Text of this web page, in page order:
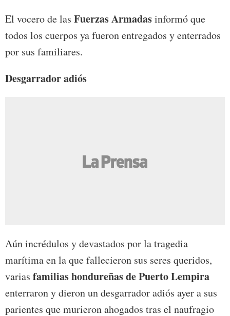
El vocero de las Fuerzas Armadasinformó que
todos los cuerpos ya fueron entregados y enterrados
por sus familiares.
Desgarrador adiós
Aún incrédulos y devastados por la tragedia
marítima en la que fallecieron sus seres queridos,
varias familias hondureñas de Puerto Lempira
enterraron y dieron un desgarrador adiós ayer a sus
parientes que murieron ahogados tras el naufragio